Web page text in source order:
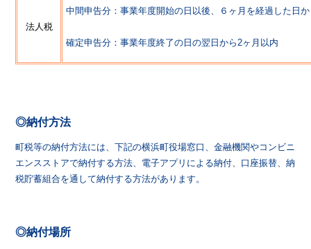
法人税
中間申告分：事業年度開始の日以後、６ヶ月を経過した日
確定申告分：事業年度終了の日の翌日から2ヶ月以内
◎納付方法
町税等の納付方法には、下記の横浜町役場窓口、金融機関やコンビニ
エンスストアで納付する方法、電子アプリによる納付、口座振替、納
税貯蓄組合を通して納付する方法があります。
◎納付場所